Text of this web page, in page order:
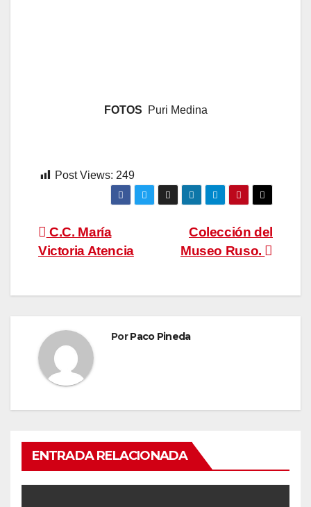
FOTOS Puri Medina
Post Views: 249
Navegación
de
entradas
Colección del
Museo Ruso.
C.C. María
Victoria Atencia
PorPaco Pineda
ENTRADA RELACIONADA